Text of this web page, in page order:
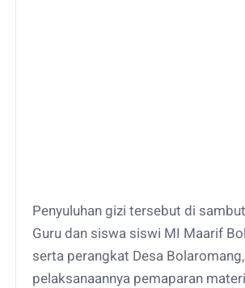
Penyuluhan gizi tersebut di
Guru dan siswa siswi MI Maarif
serta perangkat Desa
pelaksanaannya pemaparan